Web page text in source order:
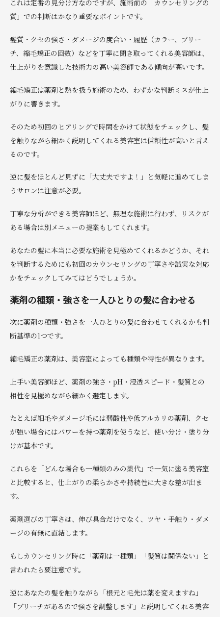
これは定番の見分け方なのですが、施術前の「カウンセリングの
質」での判断はかなり重要なポイントです。
髪質・クセの強さ・ダメージの度合い・履歴（カラー、ブリー
チ、縮毛矯正の回数）などを丁寧に聞き取ってくれる美容師は、
仕上がりを意識した技術力の高い美容師である傾向が高いです。
縮毛矯正は薬剤と熱を扱う施術のため、わずかな判断ミスが仕上
がりに響きます。
そのため初回のヒアリングで時間をかけて状態をチェックし、髪
を触りながら細かく説明してくれる美容室は信頼性が高いと言え
るのです。
逆に髪をほとんど見ずに「大丈夫ですよ！」と気軽に進めてしま
うサロンは注意が必要。
丁寧な分析ができる美容師ほど、無理な施術は行わず、リスクが
ある場合は別メニューの提案もしてくれます。
あなたの髪に本当に必要な施術を見極めてくれるかどうか、それ
を判断するためにも初回のカウンセリングの丁寧さや誠実な対応
かをチェックしてみてはどうでしょうか。
薬剤の種類・強さを一人ひとりの髪に合わせる
次に薬剤の種類・強さを一人ひとりの髪に合わせてくれるかも判
断基準の1つです。
縮毛矯正の薬剤は、美容室によっても種類や特性が異なります。
上手い美容師ほど、薬剤の強さ・pH・浸透スピード・髪質との
相性を見極めながら細かく選定します。
たとえば細毛やダメージ毛には弱酸性や低アルカリの薬剤、クセ
が強い場合にはパワーを持つ薬剤を使うなど、使い分け・塗り分
けが基本です。
これらを「どんな場合も一種類のみの薬代」で一気に塗る美容室
と比較すると、仕上がりの柔らかさや持続性に大きな差が出ま
す。
薬剤選びの丁寧さは、伸び具合だけでなく、ツヤ・手触り・ダメ
ージの有無に直結します。
もしカウンセリング時に「薬剤は一種類」「髪質は関係ない」と
言われたら要注意です。
逆にあなたの髪を触りながら「根元と毛先は薬を変えますね」
「ブリーチがあるので強さを調整します」と説明してくれる美容